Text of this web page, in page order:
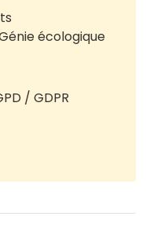
écologique
/ GDPR